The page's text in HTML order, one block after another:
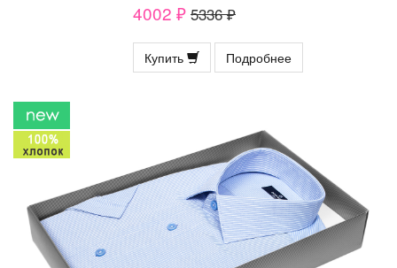
4002 ₽ 5336 ₽
Купить Подробнее